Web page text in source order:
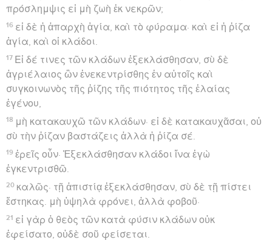
πρόσλημψις εἰ μὴ ζωὴ ἐκ νεκρῶν;
16 εἰ δὲ ἡ ἀπαρχὴ ἁγία, καὶ τὸ φύραμα· καὶ εἰ ἡ ῥίζα
ἁγία, καὶ οἱ κλάδοι.
17 Εἰ δέ τινες τῶν κλάδων ἐξεκλάσθησαν, σὺ δὲ
ἀγριέλαιος ὢν ἐνεκεντρίσθης ἐν αὐτοῖς καὶ
συγκοινωνὸς τῆς ῥίζης τῆς πιότητος τῆς ἐλαίας
ἐγένου,
18 μὴ κατακαυχῶ τῶν κλάδων· εἰ δὲ κατακαυχᾶσαι, οὐ
σὺ τὴν ῥίζαν βαστάζεις ἀλλὰ ἡ ῥίζα σέ.
19 ἐρεῖς οὖν· Ἐξεκλάσθησαν κλάδοι ἵνα ἐγὼ
ἐγκεντρισθῶ.
20 καλῶς· τῇ ἀπιστίᾳ ἐξεκλάσθησαν, σὺ δὲ τῇ πίστει
ἕστηκας. μὴ ὑψηλὰ φρόνει, ἀλλὰ φοβοῦ·
21 εἰ γὰρ ὁ θεὸς τῶν κατὰ φύσιν κλάδων οὐκ
ἐφείσατο, οὐδὲ σοῦ φείσεται.